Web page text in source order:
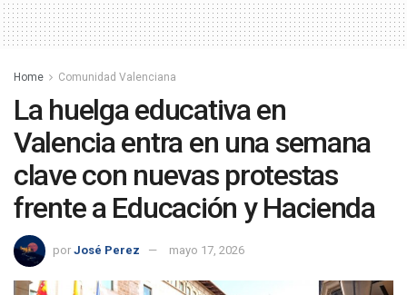
Home Comunidad Valenciana
La huelga educativa en
Valencia entra en una semana
clave con nuevas protestas
frente a Educación y Hacienda
por José Perez mayo 17, 2026